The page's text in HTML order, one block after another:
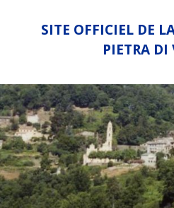
SITE OFFICIEL DE
PIETRA DI